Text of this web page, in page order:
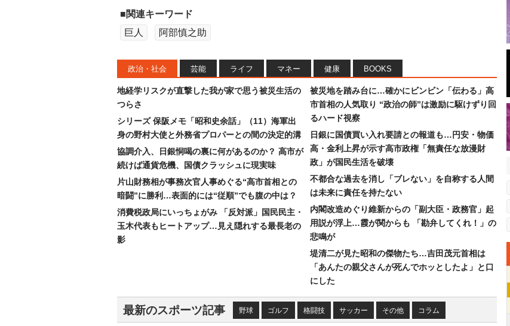
■関連キーワード
巨人
阿部慎之助
政治・社会 芸能 ライフ マネー 健康 BOOKS
地経学リスクが直撃した我が家で思う被災生活の
つらさ
シリーズ 保阪メモ「昭和史余話」（11）海軍出
身の野村大使と外務省プロパーとの間の決定的溝
協調介入、日銀恫喝の裏に何があるのか？ 高市が
続けば通貨危機、国債クラッシュに現実味
片山財務相が事務次官人事めぐる“高市首相との
暗闘”に勝利…表面的には“従順”でも腹の中は？
消費税政局にいっちょがみ 「反対派」国民民主・
玉木代表もヒートアップ…見え隠れする最長老の
影
被災地を踏み台に…確かにビンビン「伝わる」高
市首相の人気取り “政治の師”は激励に駆けずり回
るハード視察
日銀に国債買い入れ要請との報道も…円安・物価
高・金利上昇が示す高市政権「無責任な放漫財
政」が国民生活を破壊
不都合な過去を消し「ブレない」を自称する人間
は未来に責任を持たない
内閣改造めぐり維新からの「副大臣・政務官」起
用説が浮上…霞が関からも 「勘弁してくれ！」の
悲鳴が
堤清二が見た昭和の傑物たち…吉田茂元首相は
「あんたの親父さんが死んでホッとしたよ」と口
にした
最新のスポーツ記事 野球 ゴルフ 格闘技 サッカー その他 コラム